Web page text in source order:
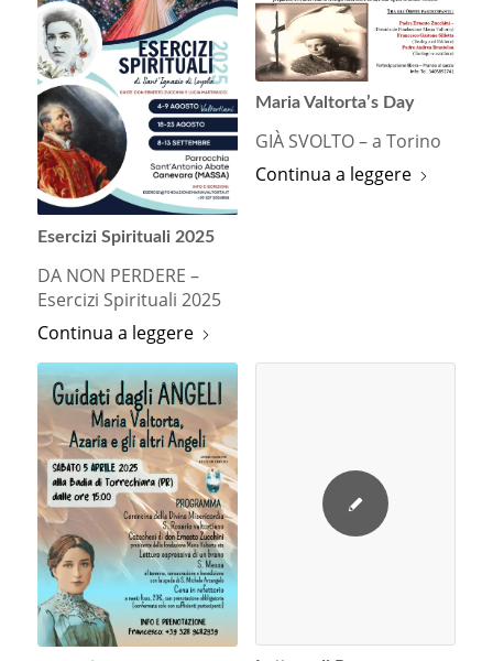
Esercizi Spirituali 2025
DA NON PERDERE –
Esercizi Spirituali 2025
Continua a leggere
Maria Valtorta’s Day
GIÀ SVOLTO – a Torino
Continua a leggere